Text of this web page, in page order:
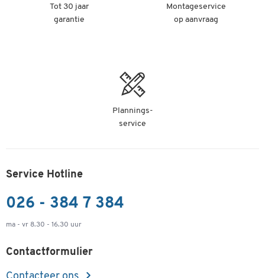
Tot 30 jaar
garantie
Montageservice
op aanvraag
Plannings-
service
Service Hotline
026 - 384 7 384
ma - vr 8.30 - 16.30 uur
Contactformulier